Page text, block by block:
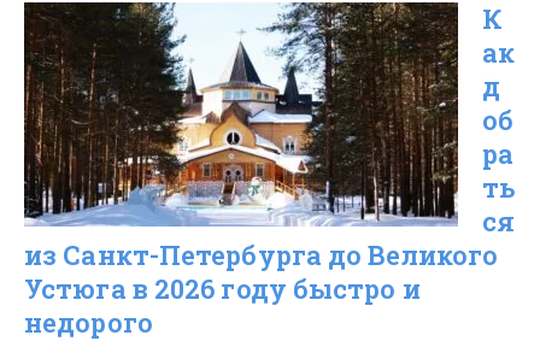
Санкт-
Петербурга
до
Вологды
в
2026
году
быстро
К
ак
д
об
ра
ть
ся
из Санкт-Петербурга до Великого
Устюга в 2026 году быстро и
недорого